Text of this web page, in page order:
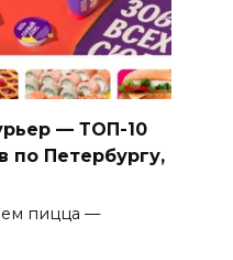
— ТОП-10
по Петербургу,
пицца —